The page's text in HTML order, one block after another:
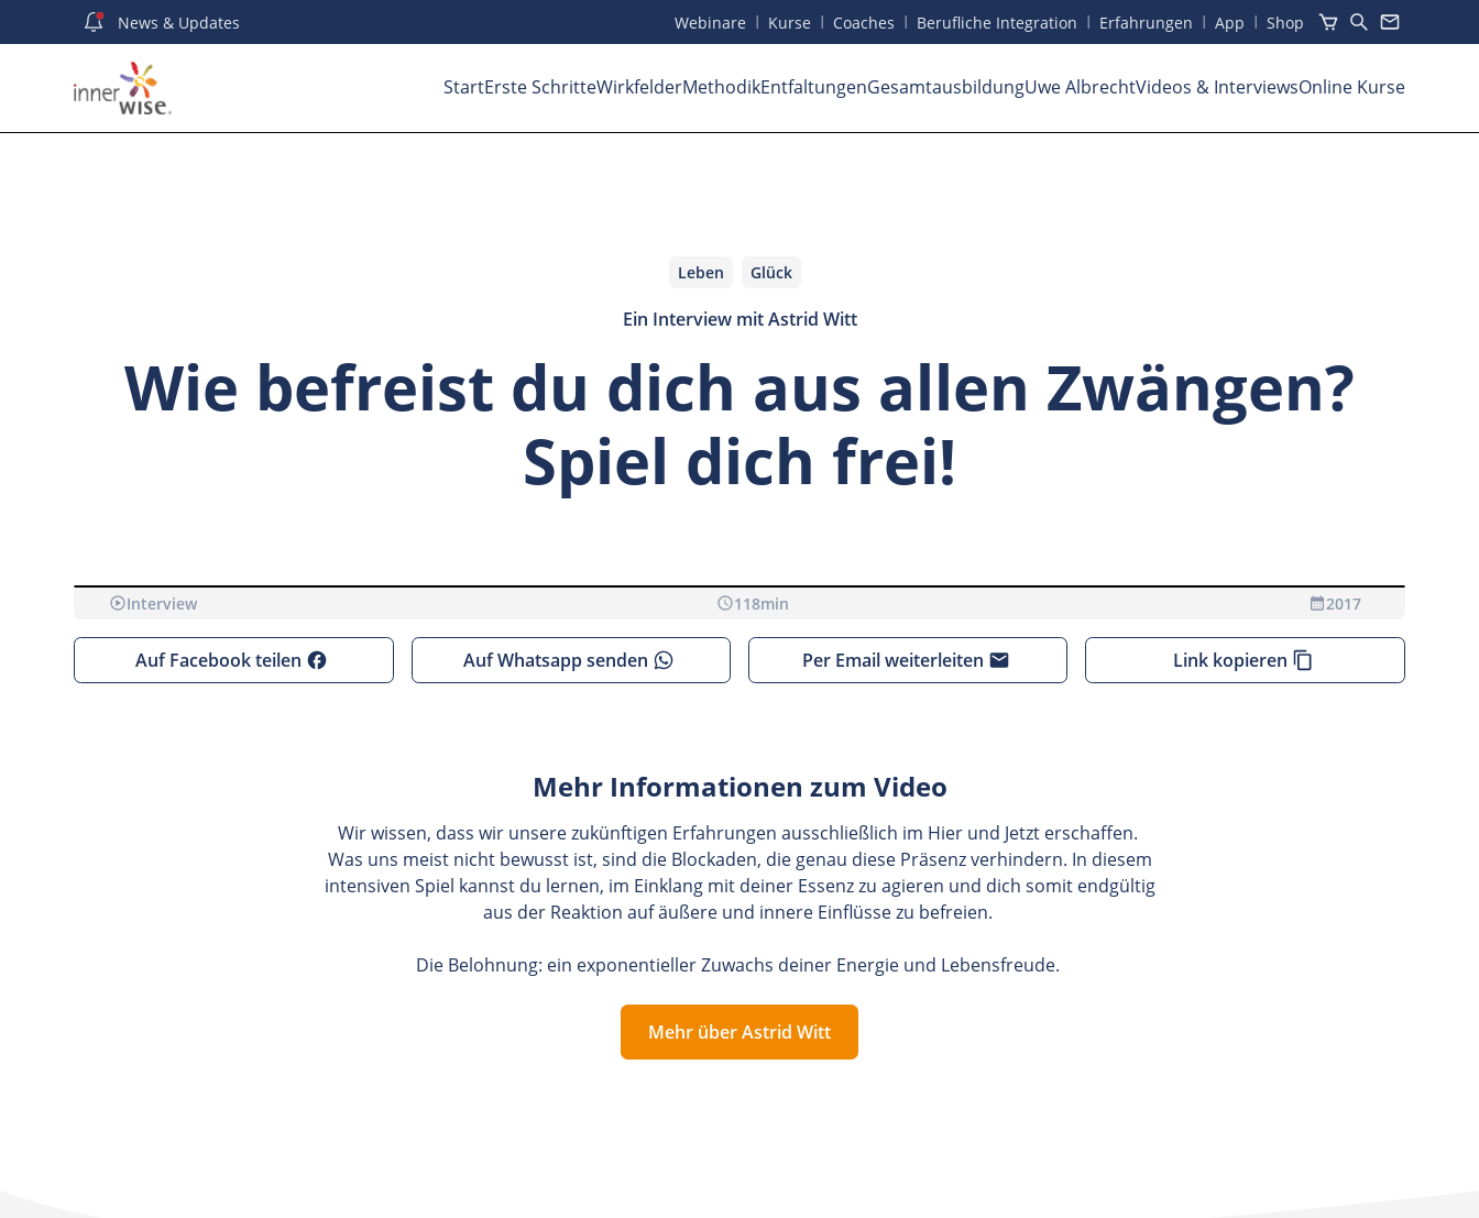
News & Updates Webinare I Kurse I Coaches I Berufliche Integration I Erfahrungen I App I Shop
StartErste SchritteWirkfelderMethodikEntfaltungenGesamtausbildungUwe AlbrechtVideos & InterviewsOnline Kurse
Leben Glück
Ein Interview mit Astrid Witt
Wie befreist du dich aus allen Zwängen?
Spiel dich frei!
Bevor wir dir YouTube-Videos anzeigen können, müssen wir dich informieren, dass beim Aufrufen der Videos Daten an den Anbieter übermittelt
Interview 118min 2017
Auf Facebook teilen Auf Whatsapp senden Per Email weiterleiten Link kopieren
Mehr Informationen zum Video
Wir wissen, dass wir unsere zukünftigen Erfahrungen ausschließlich im Hier und Jetzt erschaffen.
Was uns meist nicht bewusst ist, sind die Blockaden, die genau diese Präsenz verhindern. In diesem
intensiven Spiel kannst du lernen, im Einklang mit deiner Essenz zu agieren und dich somit endgültig
aus der Reaktion auf äußere und innere Einflüsse zu befreien.
Die Belohnung: ein exponentieller Zuwachs deiner Energie und Lebensfreude.
Mehr über Astrid Witt